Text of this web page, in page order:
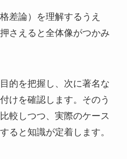
差論）を理解するうえ
さえると全体像がつかみ
的を把握し、次に著名な
けを確認します。そのう
較しつつ、実際のケース
ると知識が定着します。